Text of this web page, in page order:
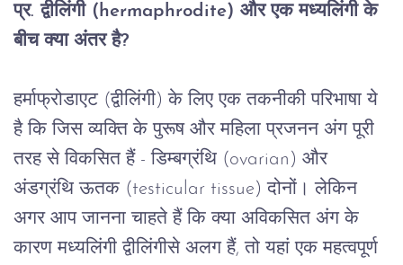
प्र. द्वीलिंगी (hermaphrodite) और एक मध्यलिंगी के
बीच क्या अंतर है?
हर्माफ्रोडाएट (द्वीलिंगी) के लिए एक तकनीकी परिभाषा ये
है कि जिस व्यक्ति के पुरूष और महिला प्रजनन अंग पूरी
तरह से विकसित हैं - डिम्बग्रंथि (ovarian) और
अंडग्रंथि ऊतक (testicular tissue) दोनों। लेकिन
अगर आप जानना चाहते हैं कि क्या अविकसित अंग के
कारण मध्यलिंगी द्वीलिंगीसे अलग हैं, तो यहां एक महत्वपूर्ण